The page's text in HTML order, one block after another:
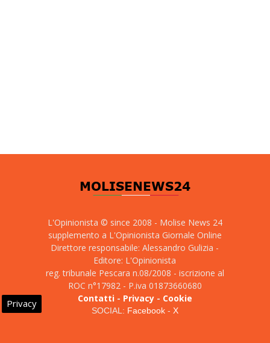
L'Opinionista © since 2008 - Molise News 24
supplemento a L'Opinionista Giornale Online
Direttore responsabile: Alessandro Gulizia -
Editore: L'Opinionista
reg. tribunale Pescara n.08/2008 - iscrizione al
ROC n°17982 - P.iva 01873660680
Contatti- Privacy- Cookie
SOCIAL: Facebook- X
Privacy